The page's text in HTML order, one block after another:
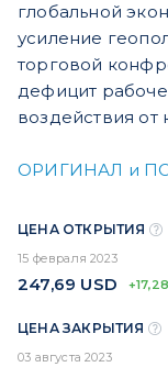
глобальной
усиление
торговой
дефицит
воздействия от
ОРИГИНАЛ и
ЦЕНА ОТКРЫТИЯ
15 февраля 2023
247,69 USD
ЦЕНА ЗАКРЫТИЯ
03 августа 2023